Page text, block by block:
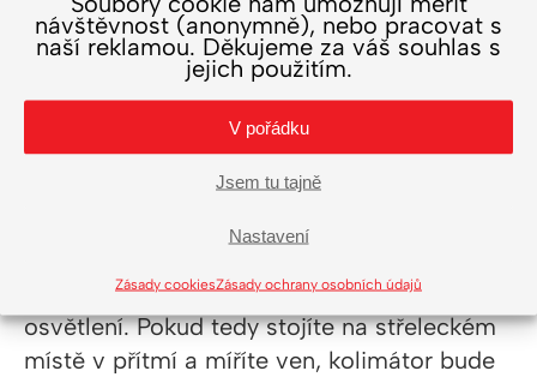
návštěvnost (anonymně), nebo pracovat s
naší reklamou. Děkujeme za váš souhlas s
jejich použitím.
V pořádku
Jsem tu tajně
Nastavení
Zásady cookiesZásady ochrany osobních údajů
Jak funguje
automatická korekce
osvětlení bodu?
Zde bychom zmínili jediné:
využívá pokročilé LED technologie
před vámi. Je zde určitý typ snímače
osvětlení. Pokud tedy stojíte na střeleckém
místě v přítmí a míříte ven, kolimátor bude